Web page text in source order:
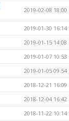
2019-02-08 18:00
2019-01-30 16:14
2019-01-15 14:08
2019-01-07 10:53
2019-01-05 09:54
2018-12-21 16:09
2018-12-04 16:42
2018-11-22 10:14